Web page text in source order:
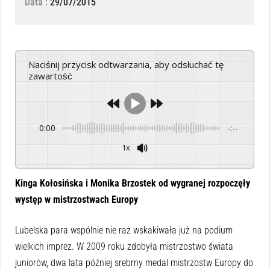
Naciśnij przycisk odtwarzania, aby odsłuchać tę
zawartość
0:00 -:--
1x
Kinga Kołosińska i Monika Brzostek od wygranej rozpoczęły
występ w mistrzostwach Europy
Lubelska para wspólnie nie raz wskakiwała już na podium
wielkich imprez. W 2009 roku zdobyła mistrzostwo świata
juniorów, dwa lata później srebrny medal mistrzostw Europy do